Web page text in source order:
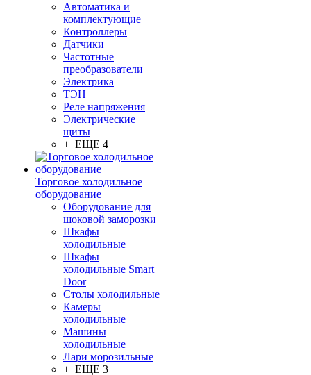
Автоматика и
комплектующие
Контроллеры
Датчики
Частотные
преобразователи
Электрика
ТЭН
Реле напряжения
Электрические
щиты
+ ЕЩЕ 4
Торговое холодильное
оборудование
Оборудование для
шоковой заморозки
Шкафы
холодильные
Шкафы
холодильные Smart
Door
Столы холодильные
Камеры
холодильные
Машины
холодильные
Лари морозильные
+ ЕЩЕ 3